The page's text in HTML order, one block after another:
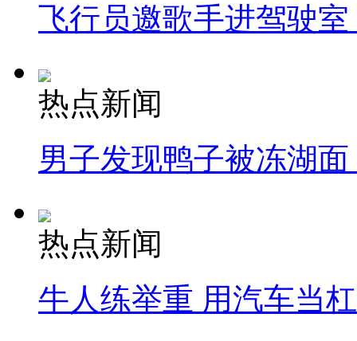
飞行员邀歌手进驾驶
热点新闻
男子发现鸭子被冻湖
热点新闻
牛人练举重 用汽车当